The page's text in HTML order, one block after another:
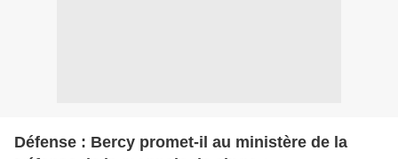
Défense : Bercy promet-il au ministère de la